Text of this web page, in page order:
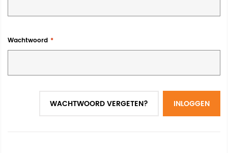
Wachtwoord
INLOGGEN
WACHTWOORD VERGETEN?